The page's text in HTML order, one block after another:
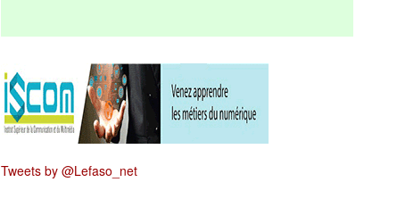
Tweets by @Lefaso_net